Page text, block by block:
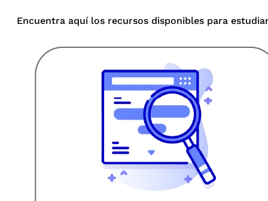
Encuentra aquí los recursos disponibles para